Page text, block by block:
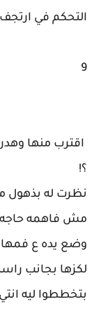
التحكم في
9
اقترب منها
؟!
نظرت له بذهول
مش فاهمه حاجه
وضع يده ع فمها
لكزها بجانب
بتخططوا ليه